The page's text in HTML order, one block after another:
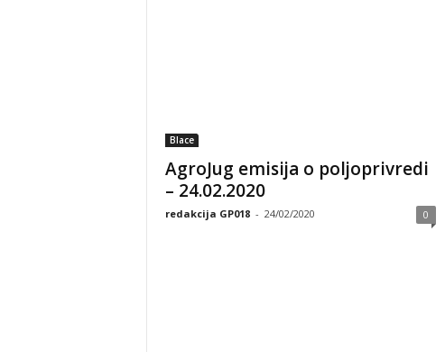
Blace
AgroJug emisija o poljoprivredi
– 24.02.2020
redakcija GP018 - 24/02/2020 0